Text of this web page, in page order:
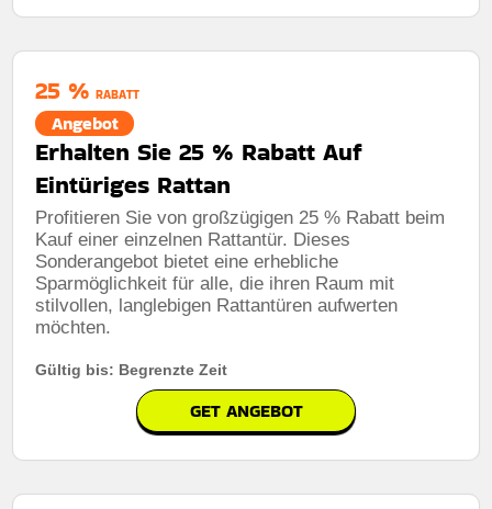
25 % RABATT
Angebot
Erhalten Sie 25 % Rabatt Auf
Eintüriges Rattan
Profitieren Sie von großzügigen 25 % Rabatt beim
Kauf einer einzelnen Rattantür. Dieses
Sonderangebot bietet eine erhebliche
Sparmöglichkeit für alle, die ihren Raum mit
stilvollen, langlebigen Rattantüren aufwerten
möchten.
Gültig bis: Begrenzte Zeit
GET ANGEBOT